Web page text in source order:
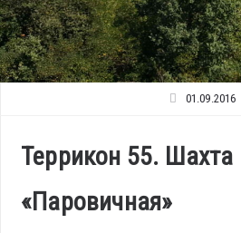
01.09.2016
Террикон 55. Шахта
«Паровичная»